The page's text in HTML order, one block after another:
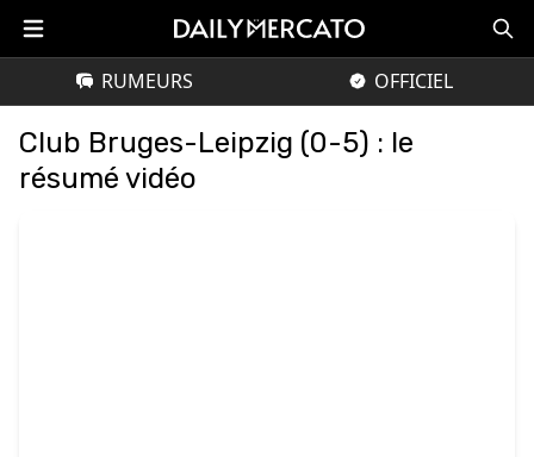
RUMEURS OFFICIEL
Club Bruges-Leipzig (0-5) : le
résumé vidéo